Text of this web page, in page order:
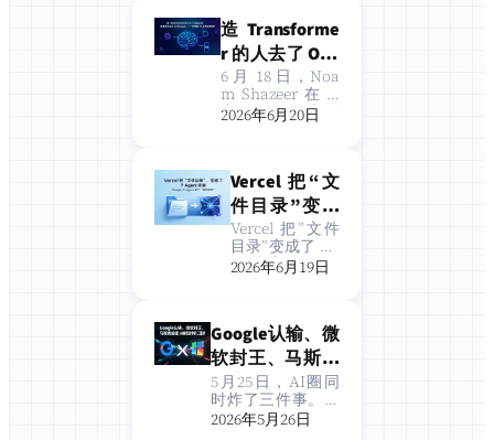
一个弹窗，它写出
来的颜色跟你项目
里已有的调色盘八
竿子打不着。不是
模型不行，是你没
把「设计系统」告
诉它…
造 Transforme
r 的人去了 Ope
nAI，拿诺奖的
去了 Anthropic
——你用的 AI
6 月 18 日，Noa
m Shazeer 在 X
上发了一条告别
帖：”很高兴分享
I，期待与那里卓
越的团队共事。
这是一个艰难的
决定。”措辞克
制，但信息量炸
裂…
2026年6月20日
Vercel 把“文
件目录”变成
了 Agent 框
架，Google
给 Agent 发了
6 月 17 日这两
件事，普通人
也能跟着玩
Vercel 把”文件
目录”变成了 Ag
ent 框架，Goog
le 给 Agent 发
事，普通人也能
跟着玩 如果你…
2026年6月19日
Google认输、微
软封王、马斯克
偷家：AI编程战
争进入三国杀时
代
5月25日，AI圈同
时炸了三件事。分
开看各自精彩，放
在一起，指向同一
2026年5月26日